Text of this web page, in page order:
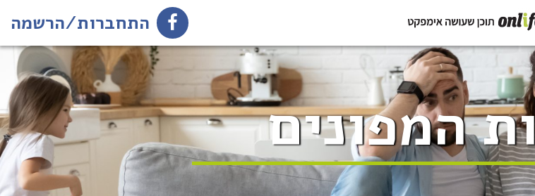
התחברות/הרשמה
המפונים